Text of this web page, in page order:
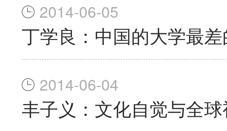
2014-06-05
丁学良：中国的大学最
2014-06-04
丰子义：文化自觉与全